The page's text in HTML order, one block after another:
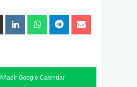
Google Calendar